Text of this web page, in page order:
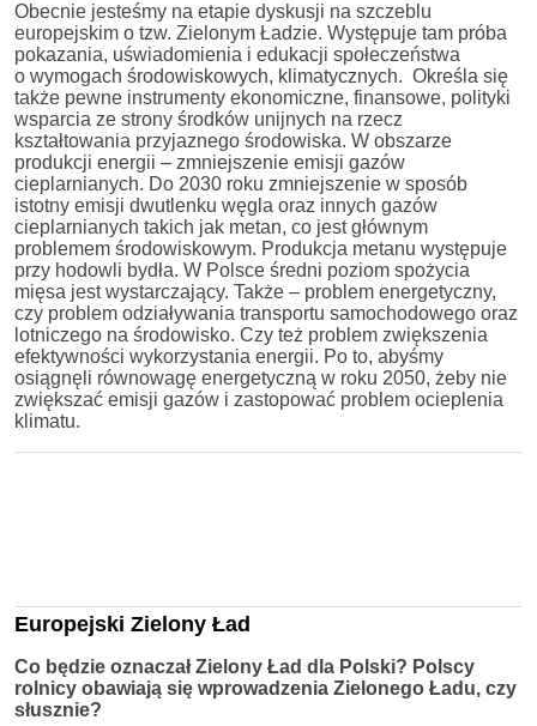
Obecnie jesteśmy na etapie dyskusji na szczeblu
europejskim o tzw. Zielonym Ładzie. Występuje tam próba
pokazania, uświadomienia i edukacji społeczeństwa
o wymogach środowiskowych, klimatycznych. Określa się
także pewne instrumenty ekonomiczne, finansowe, polityki
wsparcia ze strony środków unijnych na rzecz
kształtowania przyjaznego środowiska. W obszarze
produkcji energii – zmniejszenie emisji gazów
cieplarnianych. Do 2030 roku zmniejszenie w sposób
istotny emisji dwutlenku węgla oraz innych gazów
cieplarnianych takich jak metan, co jest głównym
problemem środowiskowym. Produkcja metanu występuje
przy hodowli bydła. W Polsce średni poziom spożycia
mięsa jest wystarczający. Także – problem energetyczny,
czy problem odziaływania transportu samochodowego oraz
lotniczego na środowisko. Czy też problem zwiększenia
efektywności wykorzystania energii. Po to, abyśmy
osiągnęli równowagę energetyczną w roku 2050, żeby nie
zwiększać emisji gazów i zastopować problem ocieplenia
klimatu.
Europejski Zielony Ład
Co będzie oznaczał Zielony Ład dla Polski? Polscy
rolnicy obawiają się wprowadzenia Zielonego Ładu, czy
słusznie?